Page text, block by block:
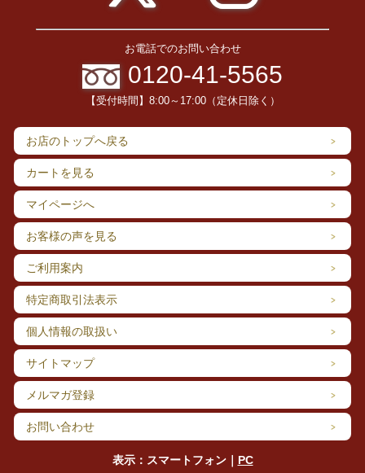
お電話でのお問い合わせ
0120-41-5565
【受付時間】8:00～17:00（定休日除く）
お店のトップへ戻る
カートを見る
マイページへ
お客様の声を見る
ご利用案内
特定商取引法表示
個人情報の取扱い
サイトマップ
メルマガ登録
お問い合わせ
表示：スマートフォン｜ PC